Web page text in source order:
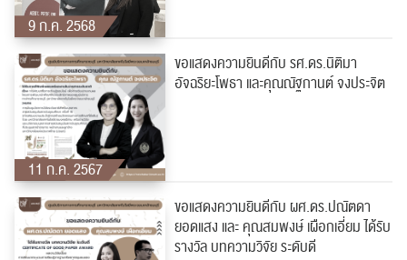
9 ก.ค. 2568
11 ก.ค. 2567
ขอแสดงความยินดีกับ รศ.ดร.นิติมา
อัจฉริยะโพธา และคุณณัฐกานต์ จงประจิต
ขอแสดงความยินดีกับ ผศ.ดร.ปณัตดา
ยอดแสง และ คุณสมพงษ์ เผือกเอี่ยม ได้รับ
รางวัล บทความวิจัย ระดับดี